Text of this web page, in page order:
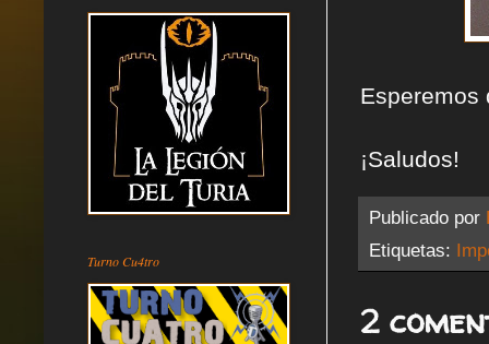
Esperemos
¡Saludos!
Publicado por
Etiquetas:
2
Turno Cu4tro